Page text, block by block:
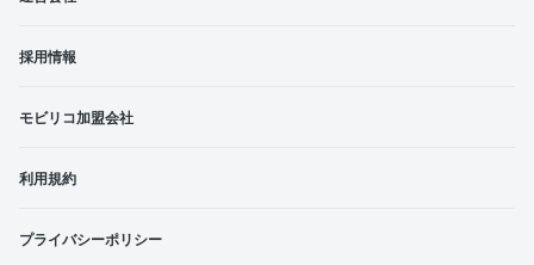
採用情報
モビリコ加盟会社
利用規約
プライバシーポリシー